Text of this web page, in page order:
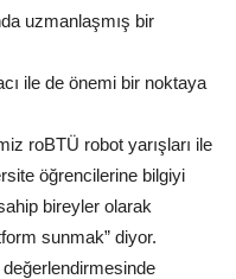
uzmanlaşmış bir
ile de önemi bir noktaya
roBTÜ robot yarışları ile
öğrencilerine bilgiyi
bireyler olarak
sunmak” diyor.